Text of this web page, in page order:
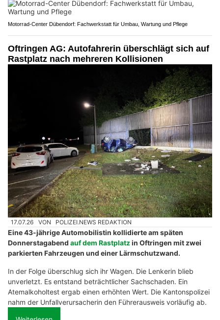
Motorrad-Center Dübendorf: Fachwerkstatt für Umbau, Wartung und Pflege
Oftringen AG: Autofahrerin überschlägt sich auf
Rastplatz nach mehreren Kollisionen
17.07.26 VON POLIZEI.NEWS REDAKTION
Eine 43-jährige Automobilistin kollidierte am späten
Donnerstagabend auf dem Rastplatzin Oftringen mit zwei
parkierten Fahrzeugen und einer Lärmschutzwand.
In der Folge überschlug sich ihr Wagen. Die Lenkerin blieb
unverletzt. Es entstand beträchtlicher Sachschaden. Ein
Atemalkoholtest ergab einen erhöhten Wert. Die Kantonspolizei
nahm der Unfallverursacherin den Führerausweis vorläufig ab.